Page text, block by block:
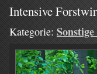
Intensive
Kategorie: